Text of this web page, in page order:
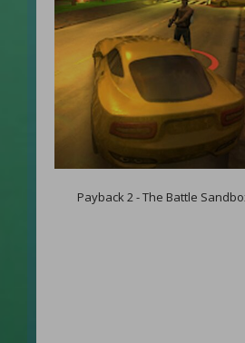
Payback 2 - The Battle